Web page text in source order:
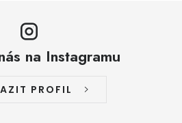
na Instagramu
PROFIL